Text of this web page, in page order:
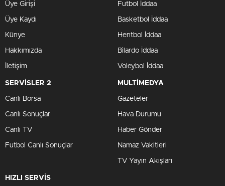
Üye Girişi
Üye Kaydı
Künye
Hakkımızda
İletişim
Futbol İddaa
Basketbol İddaa
Hentbol İddaa
Bilardo İddaa
Voleybol İddaa
SERVİSLER 2
Canlı Borsa
Canlı Sonuçlar
Canlı TV
Futbol Canlı Sonuçlar
MULTİMEDYA
Gazeteler
Hava Durumu
Haber Gönder
Namaz Vakitleri
TV Yayın Akışları
HIZLI SERVİS